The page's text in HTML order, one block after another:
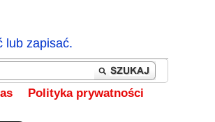
lub zapisać.
Polityka prywatności